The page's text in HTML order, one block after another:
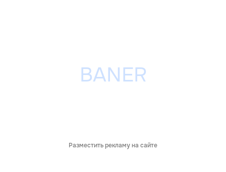
Разместить рекламу на сайте